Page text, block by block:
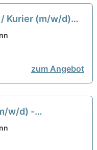
Kurier (m/w/d)
zum Angebot
w/d) -
neu